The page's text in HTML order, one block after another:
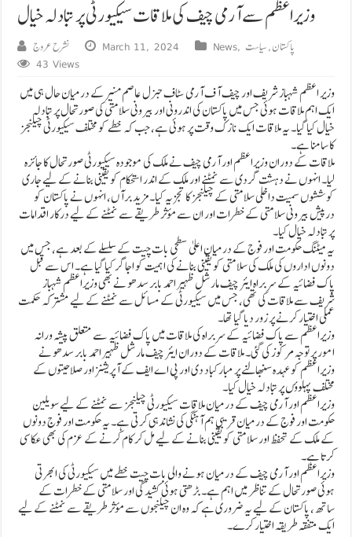
وزیراعظم سے آرمی چیف کی ملاقات سیکیورٹی پر تبادلہ خیال
نشرح عروج March 11, 2024 News, پاکستان,سیاست
43 Views
وزیر اعظم شہباز شریف اور چیف آف آرمی سٹاف جنرل عاصم منیر کے درمیان حال ہی میں
ایک اہم ملاقات ہوئی جس میں پاکستان کی اندرونی اور بیرونی سلامتی کی صورتحال پر تبادلہ
خیال کیا گیا۔ یہ ملاقات ایک نازک وقت پر ہوئی ہے، جب کہ خطے کو مختلف سیکیورٹی چیلنجز
کا سامنا ہے۔
ملاقات کے دوران وزیراعظم اور آرمی چیف نے ملک کی موجودہ سیکیورٹی صورتحال کا جائزہ
لیا۔ انہوں نے دہشت گردی سے نمٹنے اور ملک کے اندر استحکام کو یقینی بنانے کے لیے جاری
کوششوں سمیت داخلی سلامتی کے چیلنجز کا تجزیہ کیا۔ مزید برآں، انہوں نے پاکستان کو
درپیش بیرونی سلامتی کے خطرات اور ان سے مؤثر طریقے سے نمٹنے کے لیے درکار اقدامات
پر تبادلہ خیال کیا۔
یہ میٹنگ حکومت اور فوج کے درمیان اعلیٰ سطحی بات چیت کے سلسلے کے بعد ہے، جس میں
دونوں اداروں کی ملک کی سلامتی کو یقینی بنانے کی اہمیت کو اجاگر کیا گیا ہے۔ اس سے قبل
پاک فضائیہ کے سربراہ ایئر چیف مارشل ظہیر احمد بابر سدھو نے بھی وزیراعظم شہباز
شریف سے ملاقات کی تھی، جس میں سیکیورٹی کے مسائل سے نمٹنے کے لیے مشترکہ حکمت
عملی اختیار کرنے پر زور دیا گیا تھا۔
وزیراعظم سے پاک فضائیہ کے سربراہ کی ملاقات میں پاک فضائیہ سے متعلق پیشہ ورانہ
امور پر توجہ مرکوز کی گئی۔ ملاقات کے دوران ایئر چیف مارشل ظہیر احمد بابر سدھو نے
وزیراعظم کو عہدہ سنبھالنے پر مبارکباد دی اور پی اے ایف کے آپریشنز اور صلاحیتوں کے
مختلف پہلوؤں پر تبادلہ خیال کیا۔
وزیراعظم اور آرمی چیف کے درمیان ملاقات سیکیورٹی چیلنجز سے نمٹنے کے لیے سویلین
حکومت اور فوج کے درمیان قریبی ہم آہنگی کی نشاندہی کرتی ہے۔ یہ حکومت اور فوج دونوں
کے ملک کے تحفظ اور سلامتی کو یقینی بنانے کے لیے مل کر کام کرنے کے عزم کی بھی عکاسی
کرتا ہے۔
وزیراعظم اور آرمی چیف کے درمیان ہونے والی بات چیت خطے میں سیکیورٹی کی ابھرتی
ہوئی صورتحال کے تناظر میں اہم ہے۔ بڑھتی ہوئی کشیدگی اور سلامتی کے خطرات کے
ساتھ، پاکستان کے لیے یہ ضروری ہے کہ وہ ان چیلنجوں سے مؤثر طریقے سے نمٹنے کے لیے
ایک متفقہ طریقہ اختیار کرے۔